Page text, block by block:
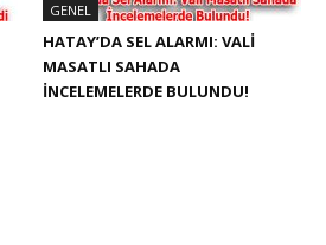
GENEL
HATAY’DA SEL ALARMI: VALI
MASATLI SAHADA
İNCELEMELERDE BULUNDU!